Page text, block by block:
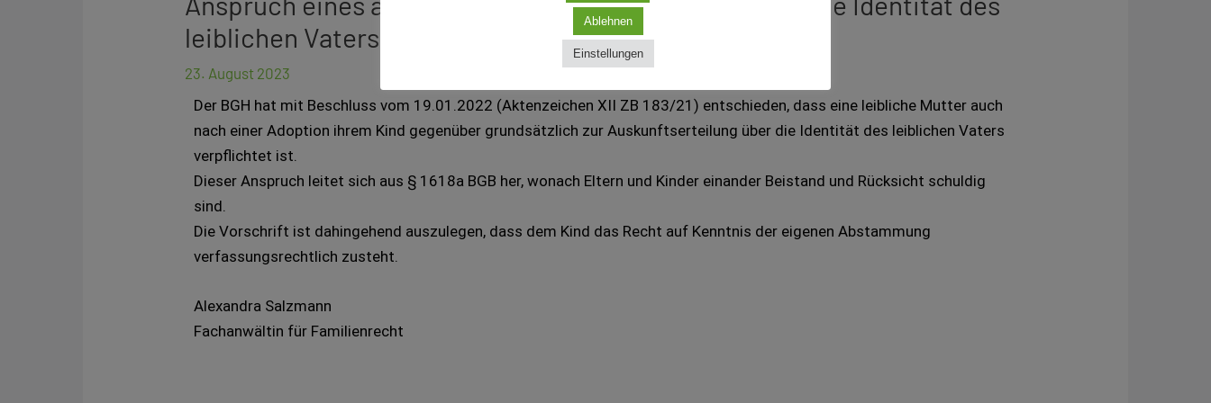
leiblichen Vaters
23. August 2023
Der BGH hat mit Beschluss vom 19.01.2022 (Aktenzeichen XII ZB 183/21) entschieden, dass eine leibliche Mutter auch
nach einer Adoption ihrem Kind gegenüber grundsätzlich zur Auskunftserteilung über die Identität des leiblichen Vaters
verpflichtet ist.
Dieser Anspruch leitet sich aus § 1618a BGB her, wonach Eltern und Kinder einander Beistand und Rücksicht schuldig
sind.
Die Vorschrift ist dahingehend auszulegen, dass dem Kind das Recht auf Kenntnis der eigenen Abstammung
verfassungsrechtlich zusteht.
Alexandra Salzmann
Fachanwältin für Familienrecht
Ablehnen
Einstellungen